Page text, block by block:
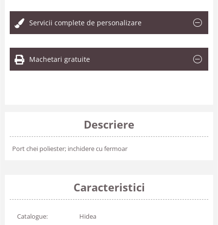
Servicii complete de personalizare
Machetari gratuite
Descriere
Port chei poliester; inchidere cu fermoar
Caracteristici
Catalogue: Hidea